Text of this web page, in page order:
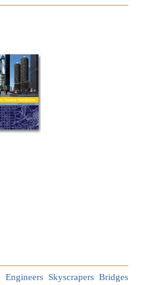
Engineers Skyscrapers Bridges